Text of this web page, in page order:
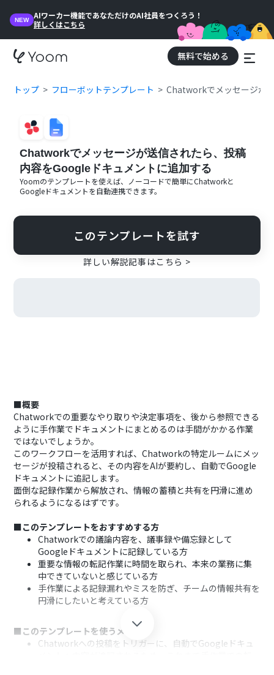
NEW
AIワーカー機能であなただけのAI社員をつくろう！
詳しくはこちら
無料で始める
トップ フローボットテンプレート Chatworkでメッセージが
Chatworkでメッセージが送信されたら、投稿
内容をGoogleドキュメントに追加する
Yoomのテンプレートを使えば、ノーコードで簡単にChatworkと
Googleドキュメントを自動連携できます。
このテンプレートを試す
詳しい解説記事はこちら >
■概要
Chatworkでの重要なやり取りや決定事項を、後から参照できる
ように手作業でドキュメントにまとめるのは手間がかかる作業
ではないでしょうか。
このワークフローを活用すれば、Chatworkの特定ルームにメッ
セージが投稿されると、その内容をAIが要約し、自動でGoogle
ドキュメントに追記します。
面倒な記録作業から解放され、情報の蓄積と共有を円滑に進め
られるようになるはずです。
■このテンプレートをおすすめする方
Chatworkでの議論内容を、議事録や備忘録として
Googleドキュメントに記録している方
重要な情報の転記作業に時間を取られ、本来の業務に集
中できていないと感じている方
手作業による記録漏れやミスを防ぎ、チームの情報共有を
円滑にしたいと考えている方
■このテンプレートを使うメリット
Chatworkへの投稿をトリガーに、自動でGoogleドキュ